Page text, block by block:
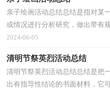
亲子绘画活动总结总结是指对某
或情况进行分析研究，做出带有
锻炼我们的语言组织能力，不妨
2024-06-05
清明节祭英烈活动总结
清明节祭英烈活动总结总结是把
出有指导性结论的书面材料，它